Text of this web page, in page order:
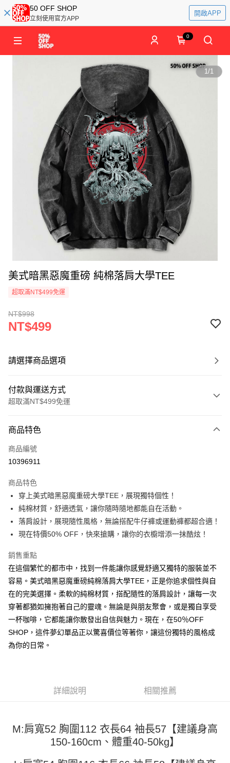
50 OFF SHOP
立刻使用官方APP
開啟APP
0
1/1
美式暗黑惡魔重磅 純棉落肩大學TEE
超取滿NT$499免運
NT$998
NT$499
請選擇商品選項
付款與運送方式
超取滿NT$499免運
信用卡一次付款
超商取貨付款
Apple Pay
街口支付
悠遊付
Google Pay
全盈+PAY
【大哥付你分期使用說明】
1.本服務由台灣大哥大提供，台灣大哥大用戶可立即使用無須另外申請。
2.付款方式選擇「大哥付你分期」，訂單成立後會自動跳轉到大哥付的交易
流程，驗證手機門號後，選擇欲分期的期數、繳款截止日，確認付款後即完
成交易。
法說明評估內容。
【繳款方式說明】
2.透過簡訊連結打開帳單後，可選擇「超商條碼／台灣大直營門市／銀行轉
帳／街口支付／iPASS MONEY」等通路繳費。
1.本服務係由「台灣大哥大股份有限公司」（以下簡稱本公司）所提供，讓
AFTEE先享後付
相關說明
【關於「AFTEE先享後付」】
３．安心：先確認商品／服務後，再付款。
結帳頁面，進行簡訊認證並確認金額後，即可完成結帳。
２．訂單成立數日內，您將收到繳費通知簡訊。
３．收到繳費通知簡訊後14天內，點擊此簡訊中的連結，可透過四大超商／
付款 後全家取貨
7-11取貨付款
商品特色
商品編號
10396911
商品特色
穿上美式暗黑惡魔重磅大學TEE，展現獨特個性！
純棉材質，舒適透氣，讓你隨時隨地都能自在活動。
落肩設計，展現隨性風格，無論搭配牛仔褲或運動褲都超合適！
現在特價50% OFF，快來搶購，讓你的衣櫥增添一抹酷炫！
銷售重點
在這個繁忙的都市中，找到一件能讓你感覺舒適又獨特的服裝並不
容易。美式暗黑惡魔重磅純棉落肩大學TEE，正是你追求個性與自
在的完美選擇。柔軟的純棉材質，搭配隨性的落肩設計，讓每一次
穿著都猶如擁抱著自己的靈魂。無論是與朋友聚會，或是獨自享受
一杯咖啡，它都能讓你散發出自信與魅力。現在，在50％OFF
SHOP，這件夢幻單品正以驚喜價位等著你，讓這份獨特的風格成
為你的日常。
詳細說明 相關推薦
M:肩寬52 胸圍112 衣長64 袖長57【建議身高
150-160cm、體重40-50kg】